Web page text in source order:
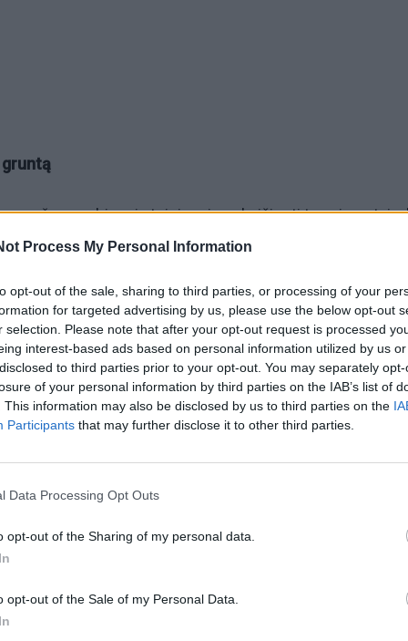
Process My Personal Information
opt-out of the sale, sharing to third parties, or processing of your
for targeted advertising by us, please use the below opt-out
selection. Please note that after your opt-out request is processed
interest-based ads based on personal information utilized by us
to third parties prior to your opt-out. You may separately
of your personal information by third parties on the IAB’s list of
This information may also be disclosed by us to third parties on the
Participants that may further disclose it to other third parties.
Data Processing Opt Outs
opt-out of the Sharing of my personal data.
opt-out of the Sale of my Personal Data.
svarbiausia teisingai apskaičiuoti terminus taip,
paskutinių šalnų jūsų regione pradžios, rašo leidinys
rūšis, tokias kaip gražgarstės ir lapiniai kopūstai,
tampa tinkama dirbti.